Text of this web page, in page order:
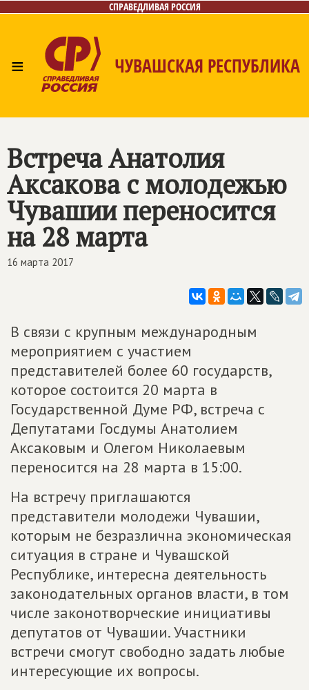
СПРАВЕДЛИВАЯ РОССИЯ
≡ ЧУВАШСКАЯ РЕСПУБЛИКА
Встреча Анатолия
Аксакова с молодежью
Чувашии переносится
на 28 марта
16 марта 2017
В связи с крупным международным
мероприятием с участием
представителей более 60 государств,
которое состоится 20 марта в
Государственной Думе РФ, встреча с
Депутатами Госдумы Анатолием
Аксаковым и Олегом Николаевым
переносится на 28 марта в 15:00.
На встречу приглашаются
представители молодежи Чувашии,
которым не безразлична экономическая
ситуация в стране и Чувашской
Республике, интересна деятельность
законодательных органов власти, в том
числе законотворческие инициативы
депутатов от Чувашии. Участники
встречи смогут свободно задать любые
интересующие их вопросы.